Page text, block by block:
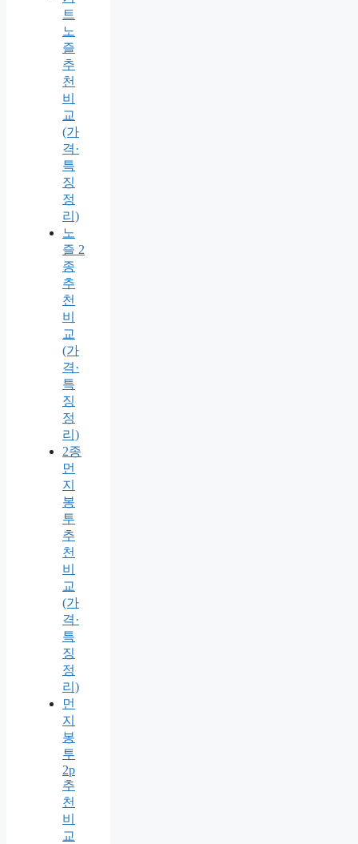
트
노
즐
추
천
비
교
(가
격·
특
징
정
리)
노
즐 2
종
추
천
비
교
(가
격·
특
징
정
리)
2종
먼
지
봉
투
추
천
비
교
(가
격·
특
징
정
리)
먼
지
봉
투
2p
추
천
비
교